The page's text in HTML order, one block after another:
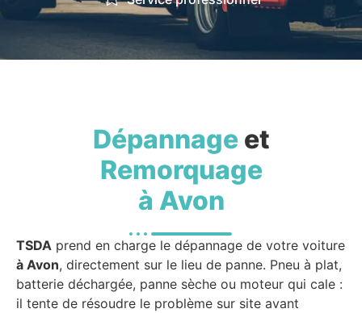
Dépannageet
Remorquage
à Avon
TSDA prend en charge le dépannage de votre voiture
à Avon, directement sur le lieu de panne. Pneu à plat,
batterie déchargée, panne sèche ou moteur qui cale :
il tente de résoudre le problème sur site avant